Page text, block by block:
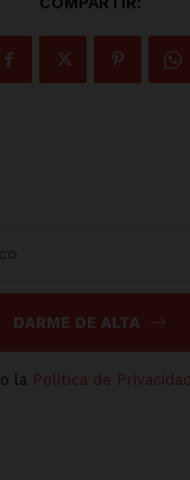
DARME DE ALTA
la Política de Privacidad